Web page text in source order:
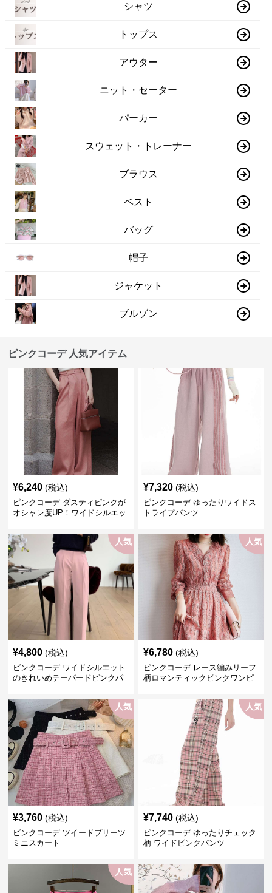
シャツ
トップス
アウター
ニット・セーター
パーカー
スウェット・トレーナー
ブラウス
ベスト
バッグ
帽子
ジャケット
ブルゾン
ピンクコーデ 人気アイテム
¥6,240 (税込)
ピンクコーデ ダスティピンクが
オシャレ度UP！ワイドシルエッ
¥7,320 (税込)
ピンクコーデ ゆったりワイドス
トライプパンツ
人気
¥4,800 (税込)
ピンクコーデ ワイドシルエット
のきれいめテーパードピンクパ
人気
¥6,780 (税込)
ピンクコーデ レース編みリーフ
柄ロマンティックピンクワンピ
人気
¥3,760 (税込)
ピンクコーデ ツイードプリーツ
ミニスカート
人気
¥7,740 (税込)
ピンクコーデ ゆったりチェック
柄 ワイドピンクパンツ
人気